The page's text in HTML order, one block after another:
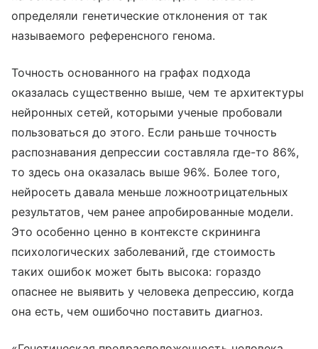
определяли генетические отклонения от так
называемого референсного генома.
Точность основанного на графах подхода
оказалась существенно выше, чем те архитектуры
нейронных сетей, которыми ученые пробовали
пользоваться до этого. Если раньше точность
распознавания депрессии составляла где-то 86%,
то здесь она оказалась выше 96%. Более того,
нейросеть давала меньше ложноотрицательных
результатов, чем ранее апробированные модели.
Это особенно ценно в контексте скрининга
психологических заболеваний, где стоимость
таких ошибок может быть высока: гораздо
опаснее не выявить у человека депрессию, когда
она есть, чем ошибочно поставить диагноз.